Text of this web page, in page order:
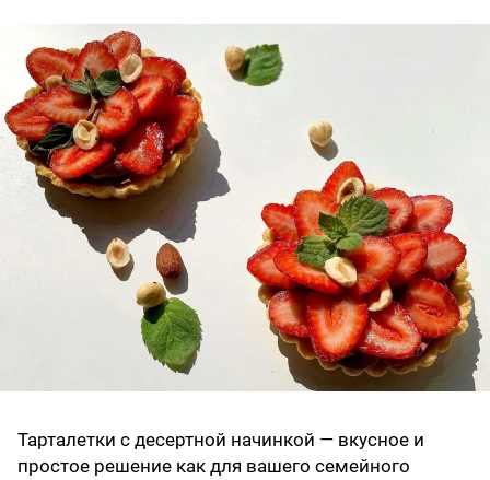
Тарталетки с десертной начинкой — вкусное и
простое решение как для вашего семейного